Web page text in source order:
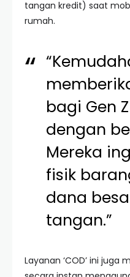
tangan kredit) saat
rumah.
bagi Gen
dengan
Mereka
fisik
dana
tangan.”
Layanan ‘COD’ ini juga